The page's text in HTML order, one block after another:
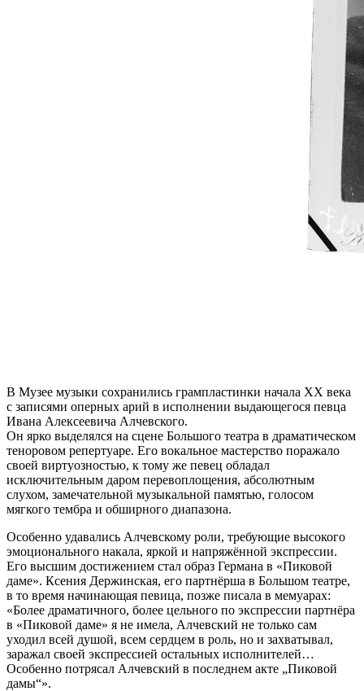
В Музее музыки сохранились грампластинки начала ХХ века
с записями оперных арий в исполнении выдающегося певца
Ивана Алексеевича Алчевского.
Он ярко выделялся на сцене Большого театра в драматическом
теноровом репертуаре. Его вокальное мастерство поражало
своей виртуозностью, к тому же певец обладал
исключительным даром перевоплощения, абсолютным
слухом, замечательной музыкальной памятью, голосом
мягкого тембра и обширного диапазона.
Особенно удавались Алчевскому роли, требующие высокого
эмоционального накала, яркой и напряжённой экспрессии.
Его высшим достижением стал образ Германа в «Пиковой
даме». Ксения Держинская, его партнёрша в Большом театре,
в то время начинающая певица, позже писала в мемуарах:
«Более драматичного, более цельного по экспрессии партнёра
в «Пиковой даме» я не имела, Алчевский не только сам
уходил всей душой, всем сердцем в роль, но и захватывал,
заражал своей экспрессией остальных исполнителей…
Особенно потрясал Алчевский в последнем акте „Пиковой
дамы“».